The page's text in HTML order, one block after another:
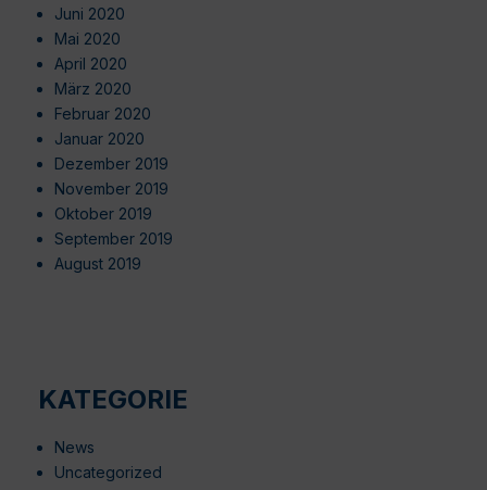
Juni 2020
Mai 2020
April 2020
März 2020
Februar 2020
Januar 2020
Dezember 2019
November 2019
Oktober 2019
September 2019
August 2019
KATEGORIE
News
Uncategorized